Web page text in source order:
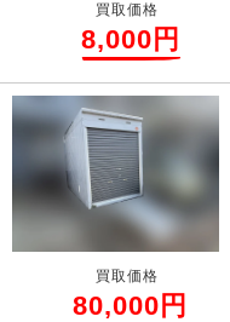
買取価格
8,000円
買取価格
80,000円